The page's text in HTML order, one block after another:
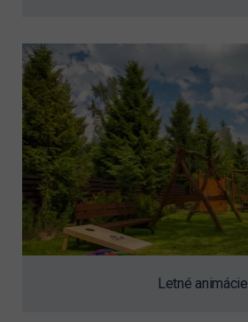
Letné animácie